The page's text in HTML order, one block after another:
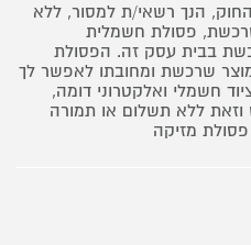
הנך רשאי/ת למסור, ללא
פסולת חשמלית
בבית עסק זה. הפסולת
שרכשת ומחובתו לאפשר לך
חשמלי ואלקטרוני דומה,
ללא תשלום או תמורה
מזיקה